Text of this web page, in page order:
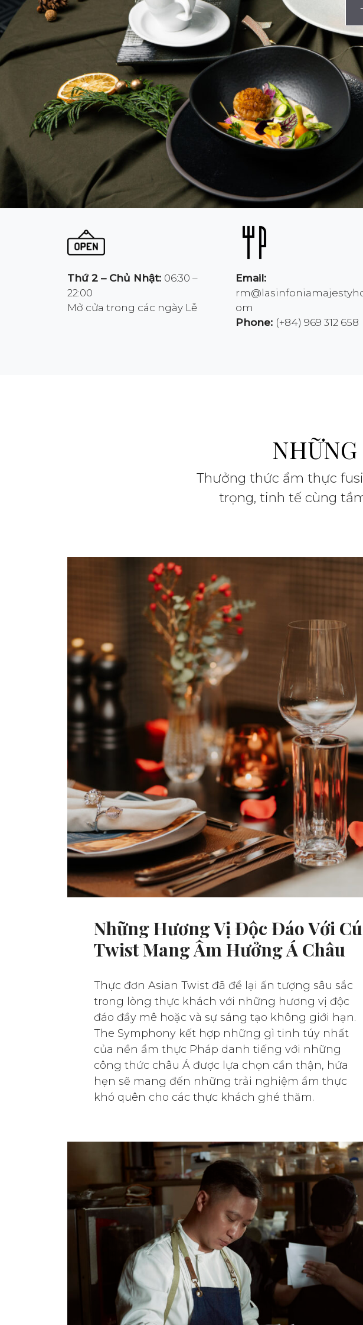
Thứ 2 – Chủ Nhật: 06:30 –
22:00
Mở cửa trong các ngày Lễ
Email:
om
Phone: (+84) 969 312 658
Thưởng thức ẩm thực
trọng, tinh tế cùng
Những Hương Vị Độc Đáo Với Cú
Twist Mang Âm Hưởng Á Châu
Thực đơn Asian Twist đã để lại ấn tượng sâu sắc
trong lòng thực khách với những hương vị độc
đáo đầy mê hoặc và sự sáng tạo không giới hạn.
The Symphony kết hợp những gì tinh túy nhất
của nền ẩm thực Pháp danh tiếng với những
công thức châu Á được lựa chọn cẩn thận, hứa
hẹn sẽ mang đến những trải nghiệm ẩm thực
khó quên cho các thực khách ghé thăm.